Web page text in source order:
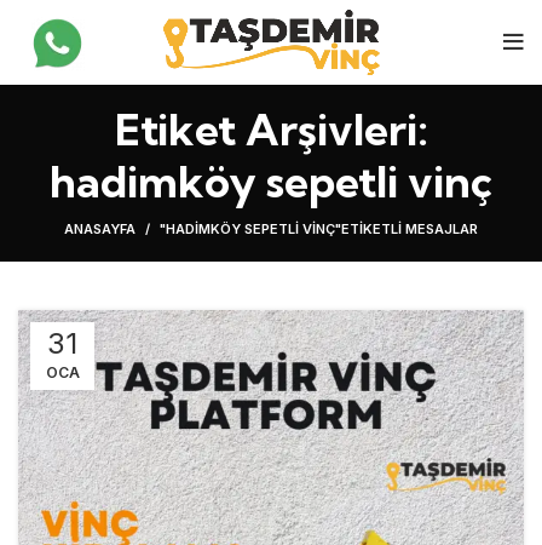
Etiket Arşivleri:
hadimköy sepetli vinç
ANASAYFA "HADIMKÖY SEPETLI VINÇ"ETIKETLI MESAJLAR
31
OCA